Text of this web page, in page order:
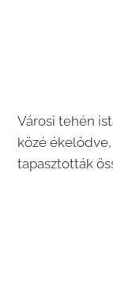
Városi tehén
közé
tapasztották